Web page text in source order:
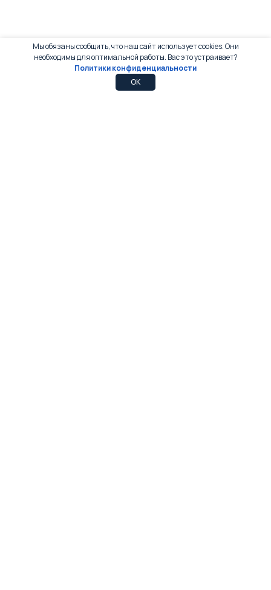
Мы обязаны сообщить, что наш сайт использует cookies. Они
необходимы для оптимальной работы. Вас это устраивает?
Политики конфиденциальности
OK